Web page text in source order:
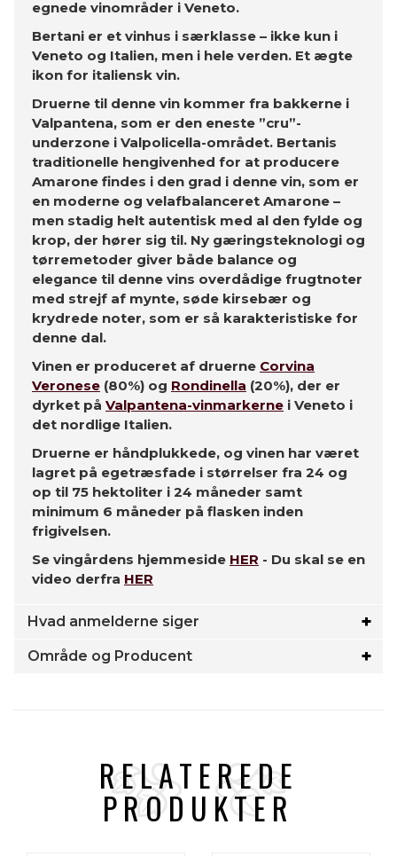
egnede vinområder i Veneto.
Bertani er et vinhus i særklasse – ikke kun i
Veneto og Italien, men i hele verden. Et ægte
ikon for italiensk vin.
Druerne til denne vin kommer fra bakkerne i
Valpantena, som er den eneste ”cru”-
underzone i Valpolicella-området. Bertanis
traditionelle hengivenhed for at producere
Amarone findes i den grad i denne vin, som er
en moderne og velafbalanceret Amarone –
men stadig helt autentisk med al den fylde og
krop, der hører sig til. Ny gæringsteknologi og
tørremetoder giver både balance og
elegance til denne vins overdådige frugtnoter
med strejf af mynte, søde kirsebær og
krydrede noter, som er så karakteristiske for
denne dal.
Vinen er produceret af druerne Corvina
Veronese (80%) og Rondinella (20%), der er
dyrket på Valpantena-vinmarkerne i Veneto i
det nordlige Italien.
Druerne er håndplukkede, og vinen har været
lagret på egetræsfade i størrelser fra 24 og
op til 75 hektoliter i 24 måneder samt
minimum 6 måneder på flasken inden
frigivelsen.
Se vingårdens hjemmeside HER - Du skal se en
video derfra HER
Hvad anmelderne siger
Område og Producent
RELATEREDE
PRODUKTER